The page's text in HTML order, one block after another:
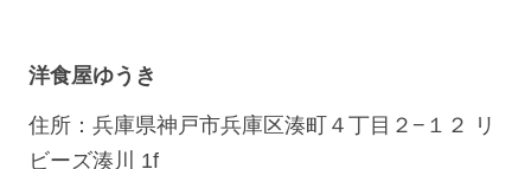
洋食屋ゆうき
住所：兵庫県神戸市兵庫区湊町４丁目２−１２ リ
ビーズ湊川 1f